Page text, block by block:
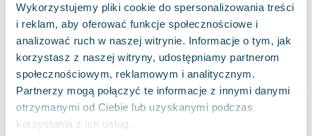
Wykorzystujemy pliki cookie do spersonalizowania treści
i reklam, aby oferować funkcje społecznościowe i
analizować ruch w naszej witrynie. Informacje o tym, jak
korzystasz z naszej witryny, udostępniamy partnerom
społecznościowym, reklamowym i analitycznym.
Partnerzy mogą połączyć te informacje z innymi danymi
otrzymanymi od Ciebie lub uzyskanymi podczas
korzystania z ich usług.
Oscar Wilde
Małgorzata Ohme
Maddie Ziegler
Leszek Czarnecki
Joanna Racewicz
Maria Seweryn
Janina Zającówna